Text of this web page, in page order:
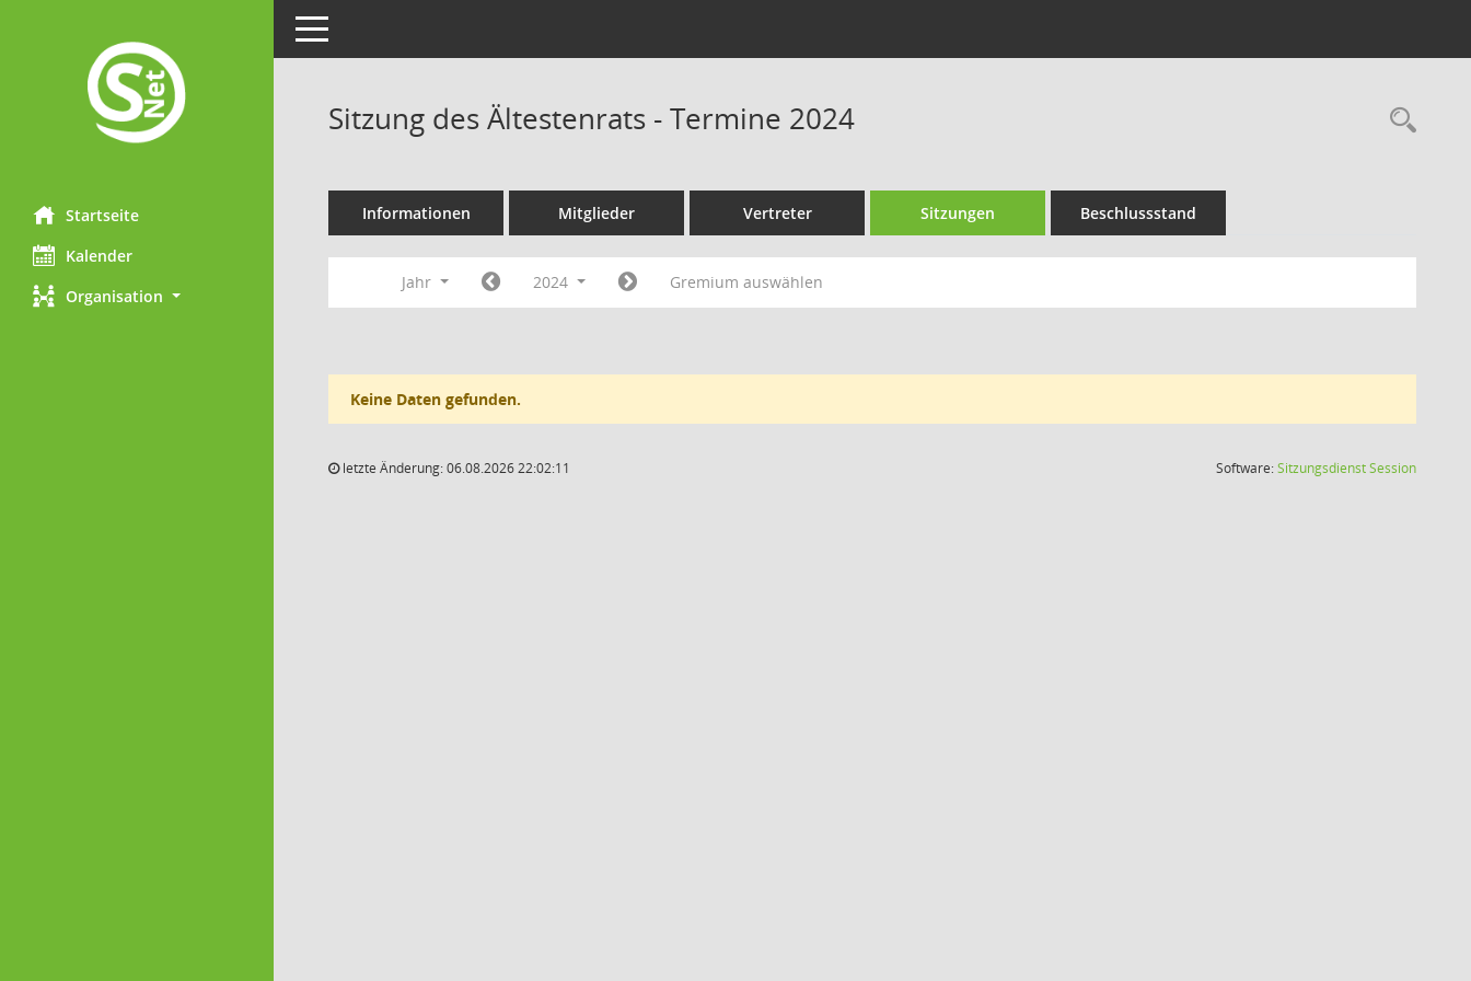
Startseite
Kalender
Organisation
Toggle navigation
Sitzung des Ältestenrats - Termine 2024
Informationen Mitglieder Vertreter Sitzungen Beschlussstand
Jahr 2024 Gremium auswählen
Keine Daten gefunden.
letzte Änderung: 06.08.2026 22:02:11 Software:SitzungsdienstSession(Wird in